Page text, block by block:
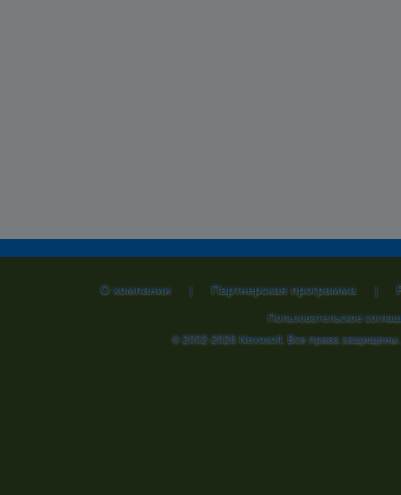
О компании | Партнерская программа |
Пользовательское
© 2002-2026Nevosoft. Все права защищены